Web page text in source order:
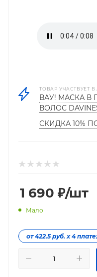
ТОВАР УЧАСТВУЕТ В
ВАУ! МАСКА В
ВОЛОС
СКИДКА 10%
1 690 ₽/шт
Мало
от 422.5 руб. х 4